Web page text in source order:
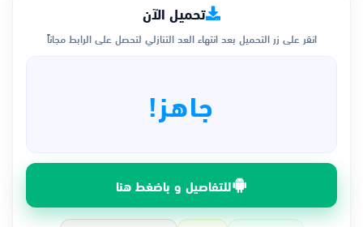
تحميل الآن
انقر على زر التحميل بعد انتهاء العد التنازلي لتحصل على الرابط مجاناً
جاهز!
للتفاصيل و باضغط هنا